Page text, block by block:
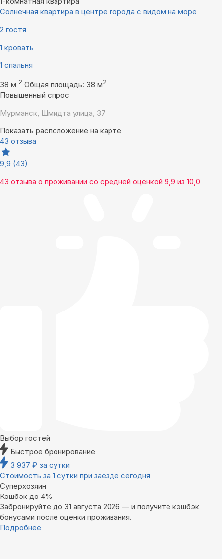
Солнечная квартира в центре города с видом на море
2 гостя
1 кровать
1 спальня
38 м 2 Общая площадь: 38 м2
Повышенный спрос
Мурманск, Шмидта улица, 37
Показать расположение на карте
43 отзыва
9,9 (43)
43 отзыва о проживании со средней оценкой 9,9 из 10,0
Выбор гостей
Быстрое бронирование
3 937 ₽ за сутки
Стоимость за 1 сутки при заезде сегодня
Суперхозяин
Кэшбэк до 4%
Забронируйте до 31 августа 2026 — и получите кэшбэк
бонусами после оценки проживания.
Подробнее